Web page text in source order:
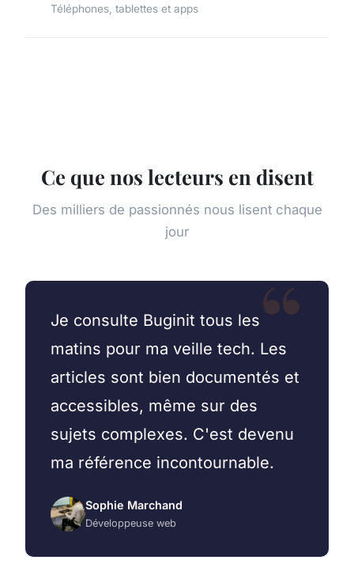
Téléphones, tablettes et apps
Ce que nos lecteurs en disent
Des milliers de passionnés nous lisent chaque
jour
Je consulte Buginit tous les
matins pour ma veille tech. Les
articles sont bien documentés et
accessibles, même sur des
sujets complexes. C'est devenu
ma référence incontournable.
Sophie Marchand
Développeuse web